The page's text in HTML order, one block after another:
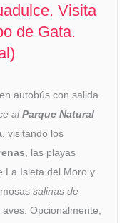
Visita
de Gata.
autobús con salida
alParque Natural
, visitando los
, las playas
La Isleta del Moro y
salinas de
Opcionalmente,